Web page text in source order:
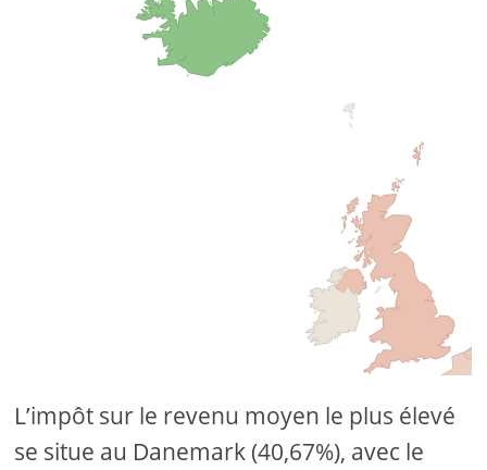
L’impôt sur le revenu moyen le plus élevé
se situe au Danemark (40,67%), avec le